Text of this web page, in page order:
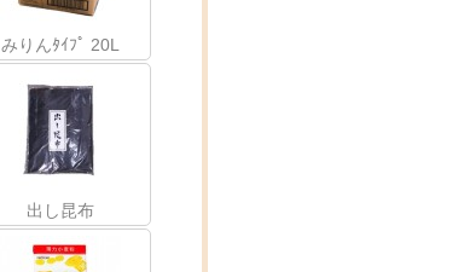
みりんﾀｲﾌﾟ 20L
出し昆布